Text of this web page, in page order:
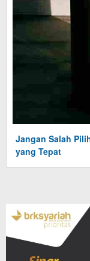
Jangan Salah
yang Tepat